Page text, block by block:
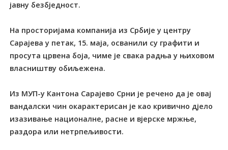
јавну безбједност.
На просторијама компанија из Србије у центру
Сарајева у петак, 15. маја, осванили су графити и
просута црвена боја, чиме је свака радња у њиховом
власништву обиљежена.
Из МУП-у Кантона Сарајево Срни је речено да је овај
вандалски чин окарактерисан је као кривично дјело
изазивање националне, расне и вјерске мржње,
раздора или нетрпељивости.